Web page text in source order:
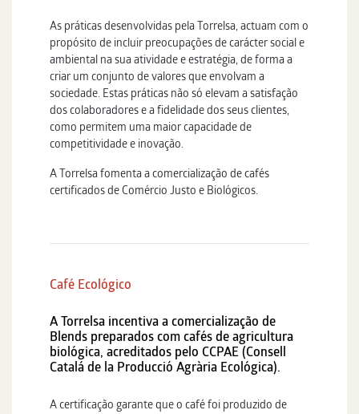
As práticas desenvolvidas pela Torrelsa, actuam com o
propósito de incluir preocupações de carácter social e
ambiental na sua atividade e estratégia, de forma a
criar um conjunto de valores que envolvam a
sociedade. Estas práticas não só elevam a satisfação
dos colaboradores e a fidelidade dos seus clientes,
como permitem uma maior capacidade de
competitividade e inovação.
A Torrelsa fomenta a comercialização de cafés
certificados de Comércio Justo e Biológicos.
Café Ecológico
A Torrelsa incentiva a comercialização de
Blends preparados com cafés de agricultura
biológica, acreditados pelo CCPAE (Consell
Catalá de la Producció Agrària Ecológica).
A certificação garante que o café foi produzido de